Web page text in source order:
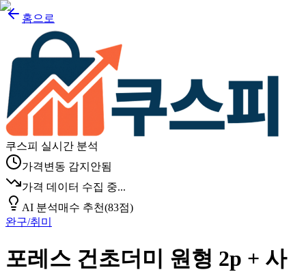
홈으로
쿠스피 실시간 분석
가격변동 감지안됨
가격 데이터 수집 중...
AI 분석매수 추천(83점)
완구/취미
포레스 건초더미 원형 2p + 사